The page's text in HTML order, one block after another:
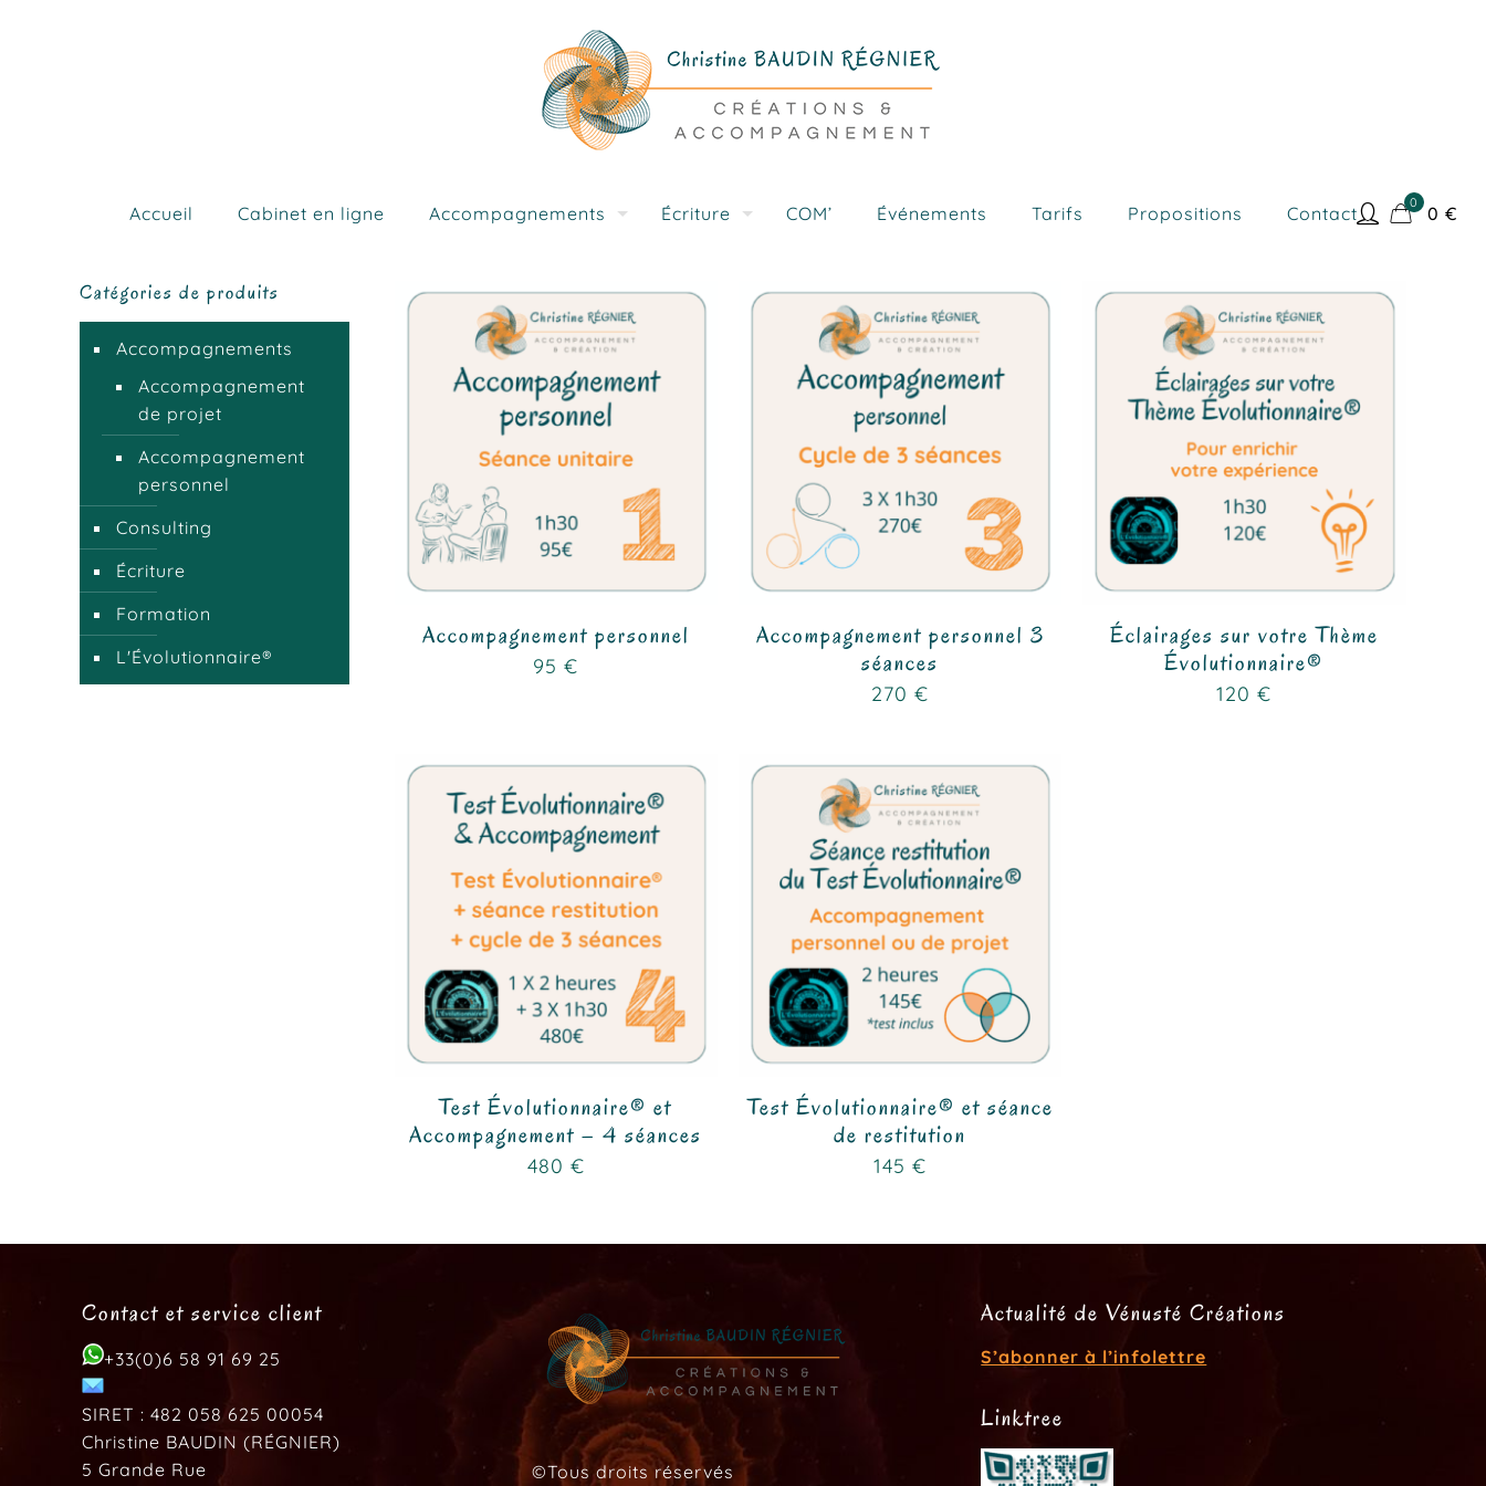
Accueil Cabinet en ligne Accompagnements Écriture COM’ Événements Tarifs Propositions Contact 0 0 €
Accompagnement personnel
95€
Accompagnement personnel 3
séances
270€
Éclairages sur votre Thème
Évolutionnaire®
120€
Test Évolutionnaire® et
Accompagnement – 4 séances
480 €
Test Évolutionnaire® et séance
de restitution
145€
Catégories de produits
Accompagnements
Accompagnement
de projet
Accompagnement
personnel
Consulting
Écriture
Formation
L'Évolutionnaire®
Contact et service client
+33(0)6 58 91 69 25
SIRET : 482 058 625 00054
Christine BAUDIN (RÉGNIER)
5 Grande Rue
©Tous droits réservés
Actualité de Vénusté Créations
S’abonner à l’infolettre
Linktree